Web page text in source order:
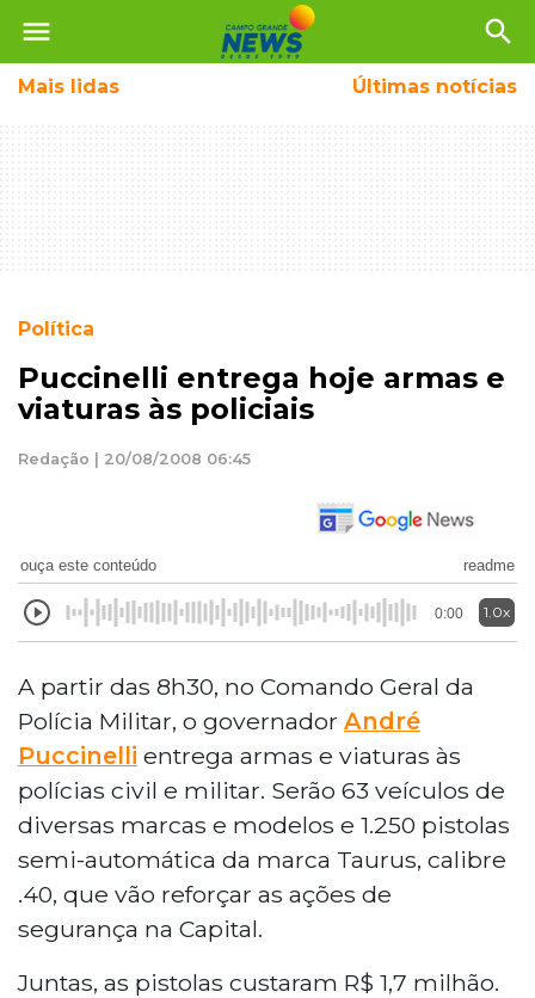
menu search
Mais lidas Últimas notícias
Política
Puccinelli entrega hoje armas e
viaturas às policiais
Redação | 20/08/2008 06:45
ouça este conteúdo readme
0:00 1.0x
A partir das 8h30, no Comando Geral da
Polícia Militar, o governador André
Puccinelli entrega armas e viaturas às
polícias civil e militar. Serão 63 veículos de
diversas marcas e modelos e 1.250 pistolas
semi-automática da marca Taurus, calibre
.40, que vão reforçar as ações de
segurança na Capital.
Juntas, as pistolas custaram R$ 1,7 milhão.